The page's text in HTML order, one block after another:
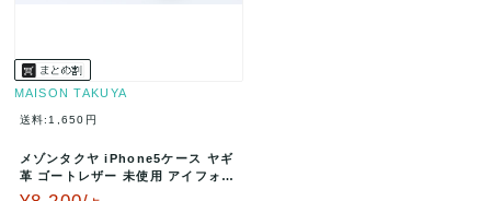
MAISON TAKUYA
送料:1,650円
メゾンタクヤ iPhone5ケース ヤギ
革 ゴートレザー 未使用 アイフォン
カバー ブランド 黒 …